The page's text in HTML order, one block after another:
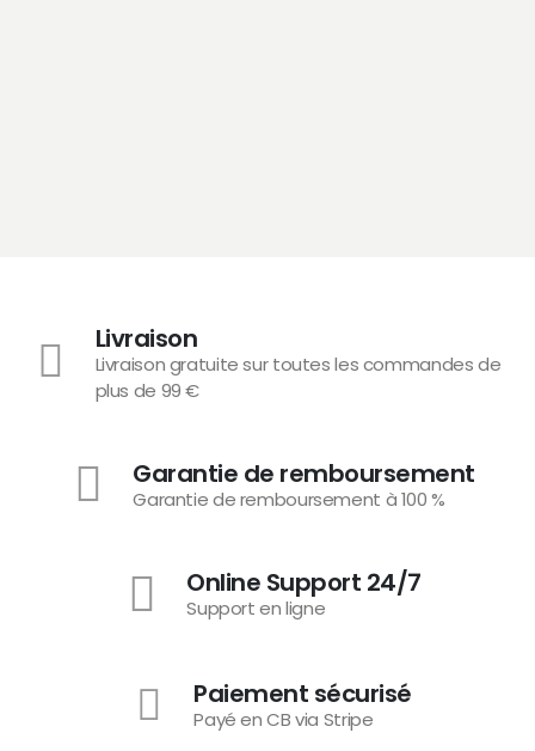
Livraison
Livraison gratuite sur toutes les commandes de
plus de 99 €
Garantie de remboursement
Garantie de remboursement à 100 %
Online Support 24/7
Support en ligne
Paiement sécurisé
Payé en CB via Stripe